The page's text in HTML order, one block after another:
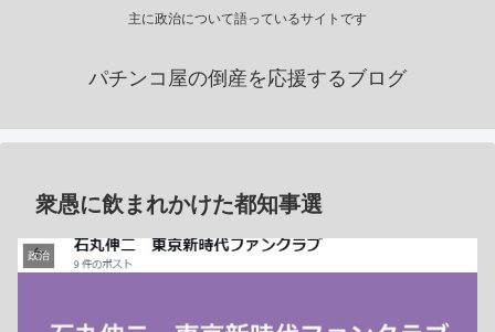
主に政治について語っているサイトです
パチンコ屋の倒産を応援するブログ
衆愚に飲まれかけた都知事選
政治